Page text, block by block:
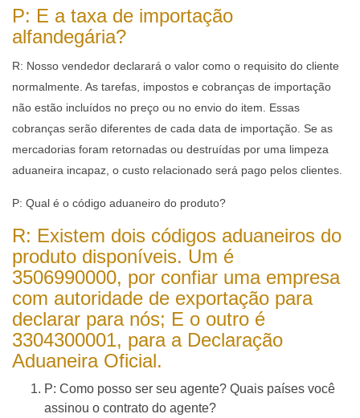
P: E a taxa de importação
alfandegária?
R: Nosso vendedor declarará o valor como o requisito do cliente
normalmente. As tarefas, impostos e cobranças de importação
não estão incluídos no preço ou no envio do item. Essas
cobranças serão diferentes de cada data de importação. Se as
mercadorias foram retornadas ou destruídas por uma limpeza
aduaneira incapaz, o custo relacionado será pago pelos clientes.
P: Qual é o código aduaneiro do produto?
R: Existem dois códigos aduaneiros do
produto disponíveis. Um é
3506990000, por confiar uma empresa
com autoridade de exportação para
declarar para nós; E o outro é
3304300001, para a Declaração
Aduaneira Oficial.
P: Como posso ser seu agente? Quais países você
assinou o contrato do agente?